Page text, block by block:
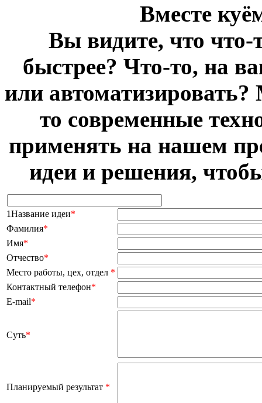
Вместе
Вы видите, что
быстрее? Что-то, на
или
то современные
применять на нашем
идеи и решения,
1Название идеи*
Фамилия*
Имя*
Отчество*
Место работы, цех, отдел *
Контактный телефон*
E-mail*
Суть*
Планируемый результат *